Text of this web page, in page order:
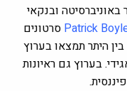
ובנקאי
Patrickסרטונים
היתר תמצאו בערוץ
בערוץ גם ראיונות